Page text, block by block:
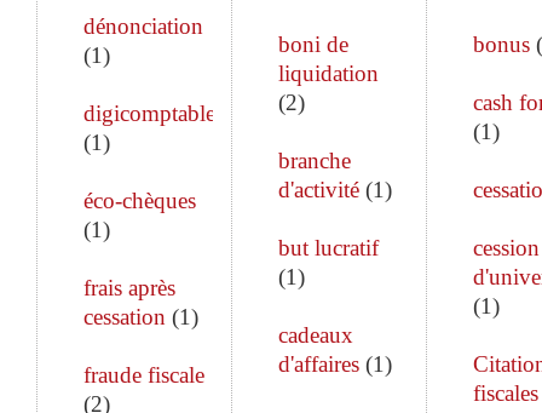
dénonciation
(1)
digicomptable
(1)
éco-chèques
(1)
frais après
cessation (1)
fraude fiscale
(2)
boni de
liquidation
(2)
branche
d'activité(1)
but lucratif
(1)
cadeaux
d'affaires(1)
bonus(
cash
(1)
cession
(1)
fiscales